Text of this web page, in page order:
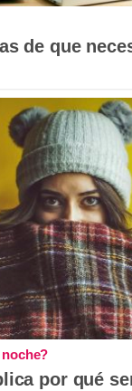
de que
por qué